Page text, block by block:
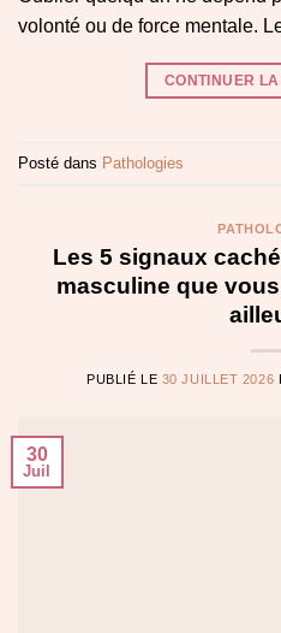
volonté ou de force mentale.
CONTINUER
Posté dans Pathologies
Les 5 signaux
masculine que
PUBLIÉ LE 30 JUILLET 2026
30
Juil